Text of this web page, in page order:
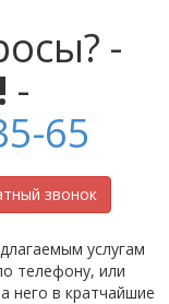
-
-
65
звонок
услугам
телефону, или
него в кратчайшие